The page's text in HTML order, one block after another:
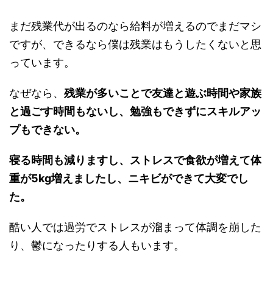
まだ残業代が出るのなら給料が増えるのでまだマシ
ですが、できるなら僕は残業はもうしたくないと思
っています。
なぜなら、 残業が多いことで友達と遊ぶ時間や家族
と過ごす時間もないし、勉強もできずにスキルアッ
プもできない。
寝る時間も減りますし、ストレスで食欲が増えて体
重が5kg増えましたし、ニキビができて大変でし
た。
酷い人では過労でストレスが溜まって体調を崩した
り、鬱になったりする人もいます。